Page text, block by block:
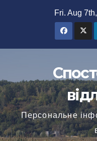
Fri. Aug
Персональне